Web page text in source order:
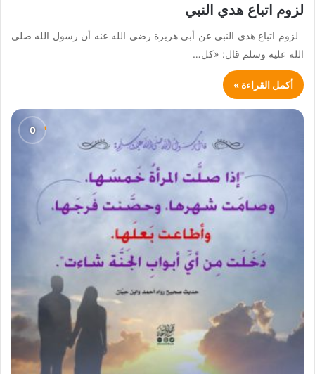
لزوم اتباع هدي النبي
لزوم اتباع هدي النبي عن أبي هريرة رضي الله عنه أن رسول الله صلى
الله عليه وسلم قال: «كل…
أكمل القراءة »